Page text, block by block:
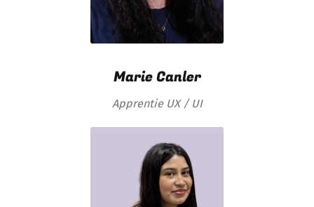
Marie Canler
Apprentie UX / UI